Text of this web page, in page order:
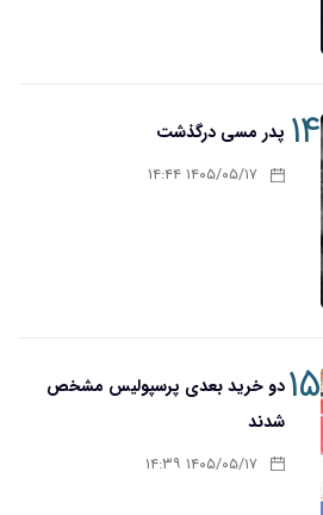
۱۴ پدر مسی درگذشت
۱۴۰۵/۰۵/۱۷ ۱۴:۴۴
۱۵دو خرید بعدی پرسپولیس مشخص
شدند
۱۴۰۵/۰۵/۱۷ ۱۴:۳۹